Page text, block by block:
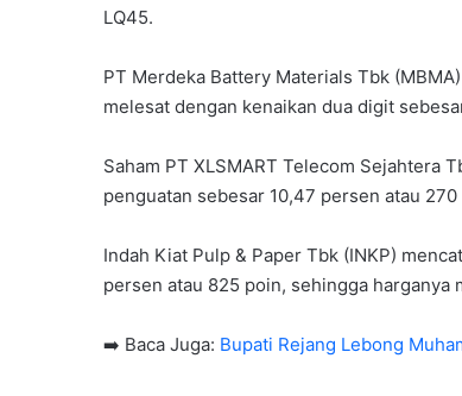
LQ45.
PT Merdeka Battery Materials Tbk
melesat dengan kenaikan dua digit
Saham PT XLSMART Telecom Sejahtera
penguatan sebesar 10,47 persen atau
Indah Kiat Pulp & Paper Tbk (INKP)
persen atau 825 poin, sehingga harganya
➡️ Baca Juga: Bupati Rejang Lebong